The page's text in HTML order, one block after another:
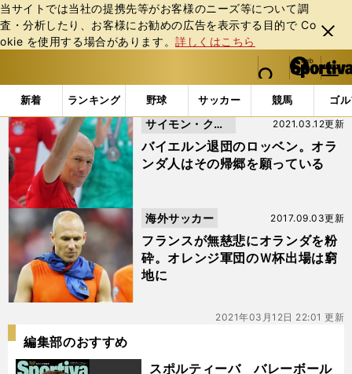
当サイトでは当社の提携先等がお客様のニーズ等について調
査・分析したり、お客様にお勧めの広告を表⽰する⽬的で Co
okie を使⽤する場合があります。詳しくはこちら
閉じ
る
web Sportiva (webスポルティーバ)
検索
マイペ
ー
ジ
メニュ
新着 ランキング 野球 サッカー 競馬 ゴ
b
ス
ポ
ル
テ
ィ
ー
バ
「#ロビン・ファン・ペルシー」の最新ニュース・ 情報
バイエルン退団のロッベン。オラ
ンダ人はその帰郷を願っている
2021.03.12更新
サイモン・クー
パー
フランスが無慈悲にオランダを粉
砕。オレンジ軍団のＷ杯出場は窮
地に
2017.09.03更新
海外サッカー
2021年03月12日 22:01 更新
編集部のおすすめ
スポルティーバ バレーボール